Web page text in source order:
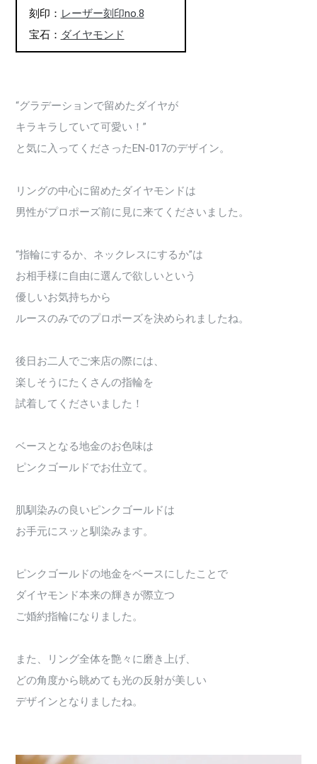
刻印： レーザー刻印no.8
宝石： ダイヤモンド
“グラデーションで留めたダイヤが
キラキラしていて可愛い！”
と気に入ってくださったEN-017のデザイン。
リングの中心に留めたダイヤモンドは
男性がプロポーズ前に見に来てくださいました。
“指輪にするか、ネックレスにするか”は
お相手様に自由に選んで欲しいという
優しいお気持ちから
ルースのみでのプロポーズを決められましたね。
後日お二人でご来店の際には、
楽しそうにたくさんの指輪を
試着してくださいました！
ベースとなる地金のお色味は
ピンクゴールドでお仕立て。
肌馴染みの良いピンクゴールドは
お手元にスッと馴染みます。
ピンクゴールドの地金をベースにしたことで
ダイヤモンド本来の輝きが際立つ
ご婚約指輪になりました。
また、リング全体を艶々に磨き上げ、
どの角度から眺めても光の反射が美しい
デザインとなりましたね。